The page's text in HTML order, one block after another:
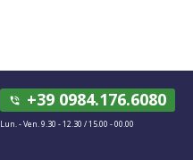
phone_in_talk +39 0984.176.6080
Lun. - Ven. 9.30 - 12.30 / 15.00 - 00.00